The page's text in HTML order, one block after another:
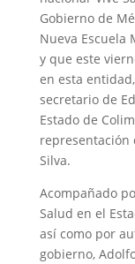
Gobierno de
Nueva Escuela
y que este
en esta
secretario de
Estado de
representación
Silva.
Acompañado
Salud en el
así como por
gobierno,